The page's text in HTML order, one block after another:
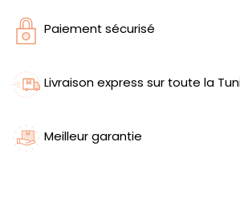
Paiement sécurisé
Livraison express sur toute la
Meilleur garantie